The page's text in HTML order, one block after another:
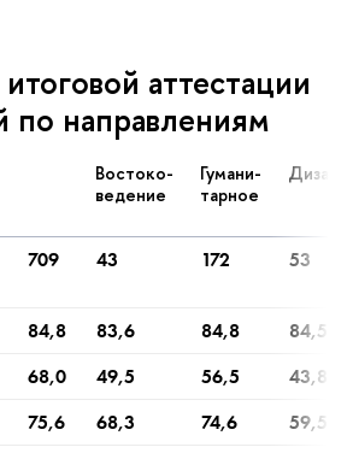
аттестации
по направлениям
Востоко­
ведение
Гумани­
тарное
Дизайн
709 43 172 53
84,8 83,6 84,8
84,5
68,0 49,5 56,5
43,8
75,6 68,3 74,6
59,5